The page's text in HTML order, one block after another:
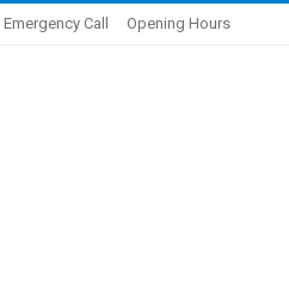
Emergency Call Opening Hours